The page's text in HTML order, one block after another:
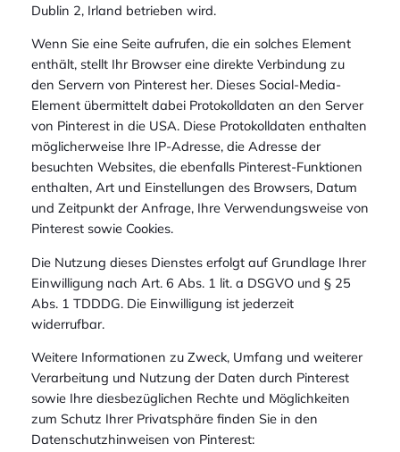
Dublin 2, Irland betrieben wird.
Wenn Sie eine Seite aufrufen, die ein solches Element
enthält, stellt Ihr Browser eine direkte Verbindung zu
den Servern von Pinterest her. Dieses Social-Media-
Element übermittelt dabei Protokolldaten an den Server
von Pinterest in die USA. Diese Protokolldaten enthalten
möglicherweise Ihre IP-Adresse, die Adresse der
besuchten Websites, die ebenfalls Pinterest-Funktionen
enthalten, Art und Einstellungen des Browsers, Datum
und Zeitpunkt der Anfrage, Ihre Verwendungsweise von
Pinterest sowie Cookies.
Die Nutzung dieses Dienstes erfolgt auf Grundlage Ihrer
Einwilligung nach Art. 6 Abs. 1 lit. a DSGVO und § 25
Abs. 1 TDDDG. Die Einwilligung ist jederzeit
widerrufbar.
Weitere Informationen zu Zweck, Umfang und weiterer
Verarbeitung und Nutzung der Daten durch Pinterest
sowie Ihre diesbezüglichen Rechte und Möglichkeiten
zum Schutz Ihrer Privatsphäre finden Sie in den
Datenschutzhinweisen von Pinterest: